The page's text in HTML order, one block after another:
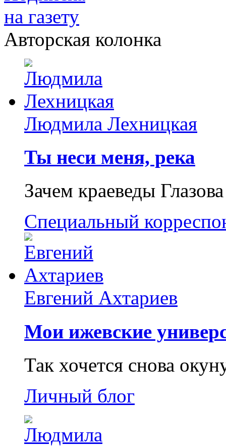
Авторская колонка
Людмила Лехницкая
Ты неси меня, река
Зачем краеведы
Специальный
Евгений Ахтариев
Мои ижевские
Так хочется снова
Личный блог